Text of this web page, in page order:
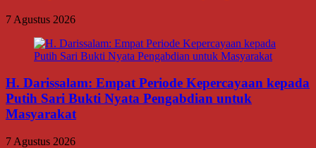
7 Agustus 2026
H. Darissalam: Empat Periode Kepercayaan kepada
Putih Sari Bukti Nyata Pengabdian untuk
Masyarakat
7 Agustus 2026